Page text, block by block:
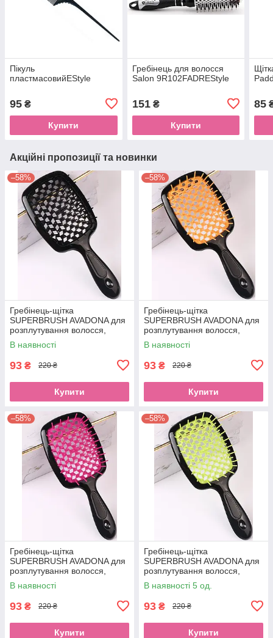
Пікуль
пластмасовийEStyle
95 ₴
Купити
Гребінець для волосся
Salon 9R102FADREStyle
151₴
Купити
85
Акційні пропозиції та новинки
–58%
Гребінець-щітка
SUPERBRUSH AVADONA для
розплутування волосся,
чорна
В наявності
93 ₴ 220 ₴
Купити
–58%
Гребінець-щітка
SUPERBRUSH AVADONA для
розплутування волосся,
оранжеваEStyle
В наявності
93 ₴ 220 ₴
Купити
–58%
Гребінець-щітка
SUPERBRUSH AVADONA для
розплутування волосся,
рожеваEStyle
В наявності
93 ₴ 220 ₴
Купити
–58%
Гребінець-щітка
SUPERBRUSH AVADONA для
розплутування волосся,
зелена
В наявності 5 од.
93 ₴ 220 ₴
Купити